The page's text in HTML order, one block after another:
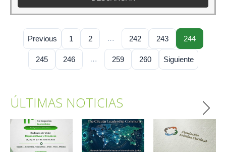
Previous 1 2 … 242 243 244
245 246 … 259 260 Siguiente
ÚLTIMAS NOTICIAS